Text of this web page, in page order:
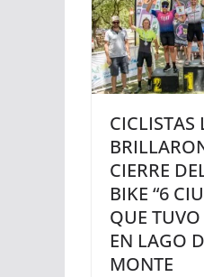
CICLISTAS
CIERRE
BIKE “6
QUE
EN LAGO
MONTE